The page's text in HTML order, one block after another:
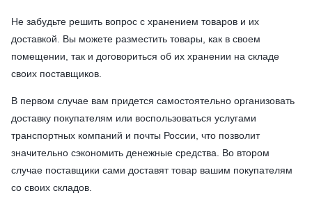
Не забудьте решить вопрос с хранением товаров и их
доставкой. Вы можете разместить товары, как в своем
помещении, так и договориться об их хранении на складе
своих поставщиков.
В первом случае вам придется самостоятельно организовать
доставку покупателям или воспользоваться услугами
транспортных компаний и почты России, что позволит
значительно сэкономить денежные средства. Во втором
случае поставщики сами доставят товар вашим покупателям
со своих складов.